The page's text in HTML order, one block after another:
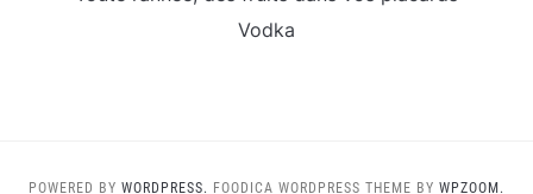
Vodka
POWERED BY WORDPRESS. FOODICA WORDPRESS THEME BY WPZOOM.